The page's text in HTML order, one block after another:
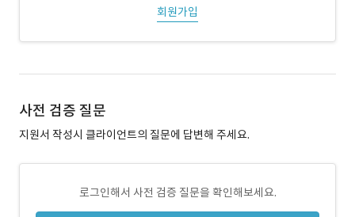
회원가입
사전 검증 질문
지원서 작성시 클라이언트의 질문에 답변해 주세요.
로그인해서 사전 검증 질문을 확인해보세요.